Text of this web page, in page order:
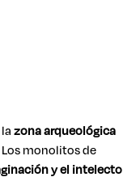
zona arqueológica
monolitos de
y el intelecto